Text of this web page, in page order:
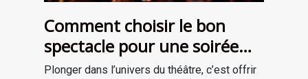
Comment choisir le bon
spectacle pour une soirée
théâtrale inoubliable ?
Plonger dans l’univers du théâtre, c’est offrir